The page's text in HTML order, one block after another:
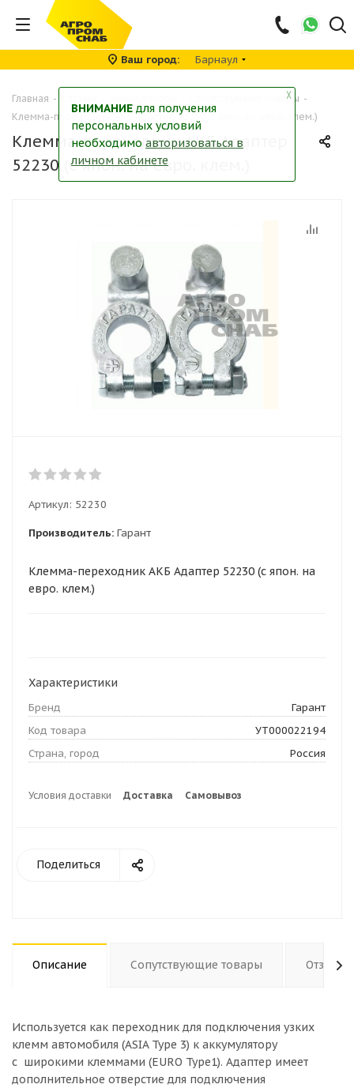
Ваш город Барнаул
Главная - Сопутствующие товары -
Клемма-переходник АКБ Адаптер 52230 (с япон. на евро. клем.)
Клемма-переходник АКБ Адаптер
52230 (с япон. на евро. клем.)
Артикул: 52230
Производитель: Гарант
Клемма-переходник АКБ Адаптер 52230 (с япон. на
евро. клем.)
Характеристики
Бренд
Гарант
Код товара
УТ000022194
Страна, город
Россия
Условия доставки Доставка Самовывоз
Поделиться
Описание Сопутствующие товары Отзывы
Используется как переходник для подключения узких
клемм автомобиля (ASIA Type 3) к аккумулятору
с широкими клеммами (EURO Type1). Адаптер имеет
дополнительное отверстие для подключения
╳
ВНИМАНИЕ для получения
персональных условий
необходимо авторизоваться в
личном кабинете